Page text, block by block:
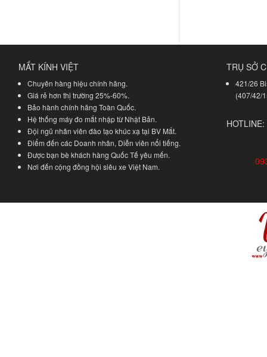
MẮT KÍNH VIỆT
Chuyên hàng hiệu chính hãng.
Giá rẻ hơn thị trường 25%-60%.
Bảo hành chính hãng Toàn Quốc.
Hệ thống máy đo mắt nhập từ Nhật Bản.
Đội ngũ nhân viên đào tạo khúc xạ tại BV Mắt.
Điểm đến các Doanh nhân, Diễn viên nổi tiếng.
Được bạn bè khách hàng Quốc Tế yêu mến.
Nơi đến cộng đồng hội siêu xe Việt Nam.
TRỤ SỞ
421/26
(407/42/
HOTLINE: